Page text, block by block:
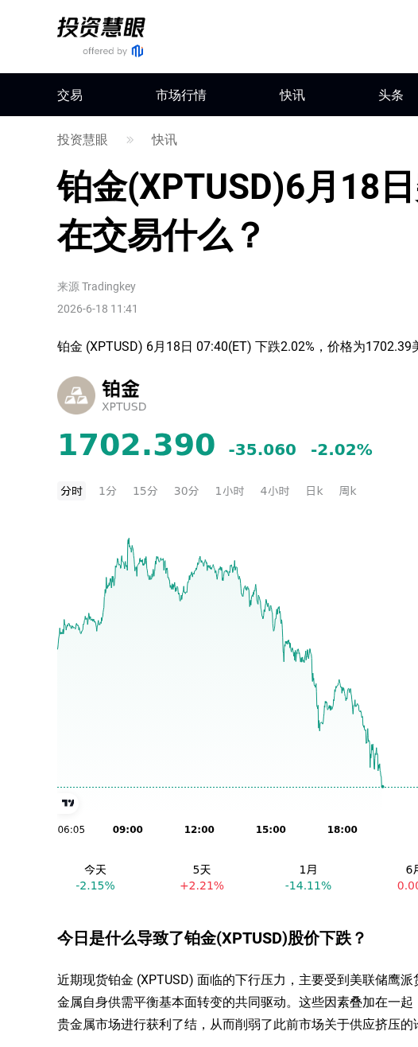
交易 市场行情 快讯 头条
投资慧眼 快讯
铂金(XPTUSD)6月18
在交易什么？
来源Tradingkey
2026-6-18 11:41
铂金 (XPTUSD) 6月18日 07:40(ET) 下跌2.02%，价格为1702.39
今日是什么导致了铂金(XPTUSD)股价下跌？
近期现货铂金 (XPTUSD) 面临的下行压力，主要受到美联储鹰
金属自身供需平衡基本面转变的共同驱动。这些因素叠加在一
贵金属市场进行获利了结，从而削弱了此前市场关于供应挤压的